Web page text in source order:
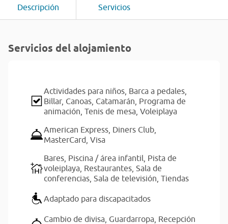
Descripción Servicios
Servicios del alojamiento
Actividades para niños, Barca a pedales,
Billar, Canoas, Catamarán, Programa de
animación, Tenis de mesa, Voleiplaya
American Express, Diners Club,
MasterCard, Visa
Bares, Piscina / área infantil, Pista de
voleiplaya, Restaurantes, Sala de
conferencias, Sala de televisión, Tiendas
Adaptado para discapacitados
Cambio de divisa, Guardarropa, Recepción